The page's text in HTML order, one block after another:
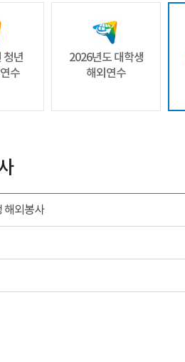
청년
수
2026년도 대학생
해외연수
해외봉사